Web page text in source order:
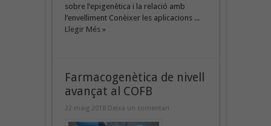
sobre l’epigenètica i la relació amb
l’envelliment Conèixer les aplicacions ...
Llegir Més »
Farmacogenètica de nivell
avançat al COFB
22 maig 2018 Deixa un comentari